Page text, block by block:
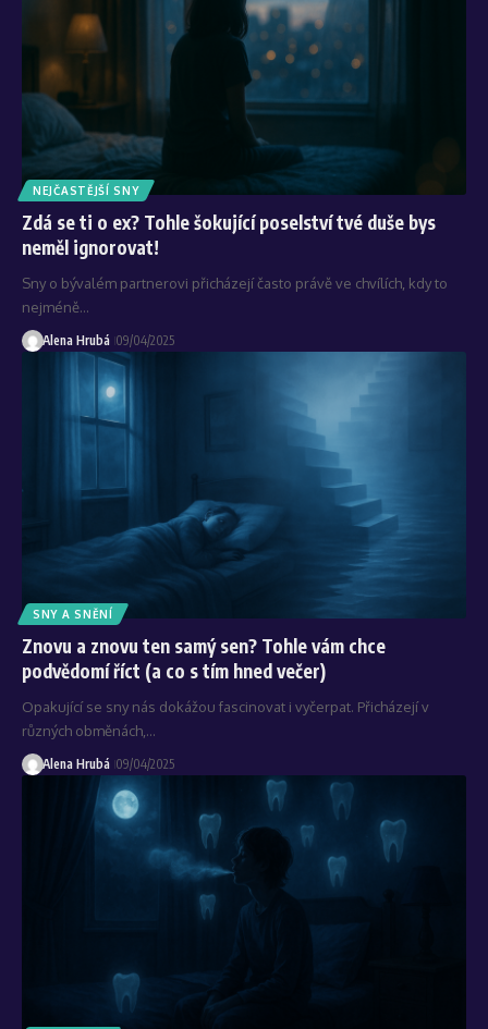
NEJČASTĚJŠÍ SNY
Zdá se ti o ex? Tohle šokující poselství tvé duše bys
neměl ignorovat!
Sny o bývalém partnerovi přicházejí často právě ve chvílích, kdy to
nejméně…
Alena Hrubá 09/04/2025
SNY A SNĚNÍ
Znovu a znovu ten samý sen? Tohle vám chce
podvědomí říct (a co s tím hned večer)
Opakující se sny nás dokážou fascinovat i vyčerpat. Přicházejí v
různých obměnách,…
Alena Hrubá 09/04/2025